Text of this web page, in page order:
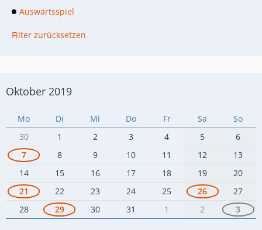
Auswärtsspiel
Filter zurücksetzen
Oktober 2019
Mo Di Mi Do Fr Sa
So
30
1 2 3 4 5
6
7
8 9 10 11 12
13
14
15 16 17 18 19
20
21
22 23 24 25 26
27
28
29 30 31 1 2 3